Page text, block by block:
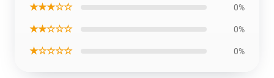
★★★☆☆ 0%
★★☆☆☆ 0%
★☆☆☆☆ 0%